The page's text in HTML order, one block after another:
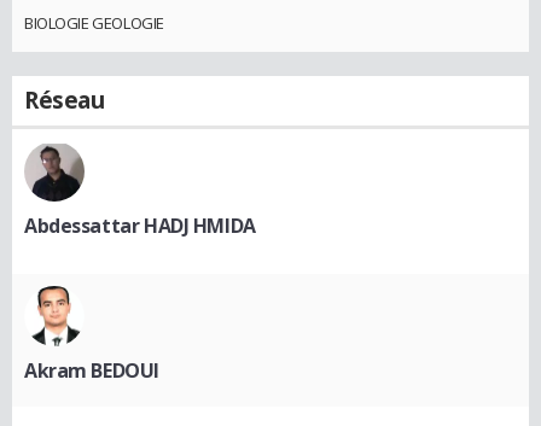
BIOLOGIE GEOLOGIE
Réseau
Abdessattar HADJ HMIDA
Akram BEDOUI